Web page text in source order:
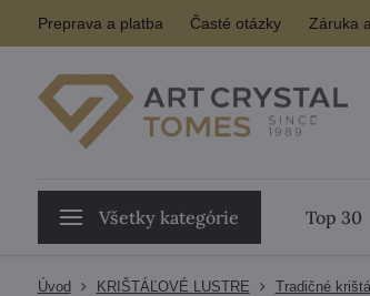
Preprava a platba Časté otázky Záruka
Všetky kategórie Top 30
Úvod KRIŠTÁĽOVÉ LUSTRE Tradičné